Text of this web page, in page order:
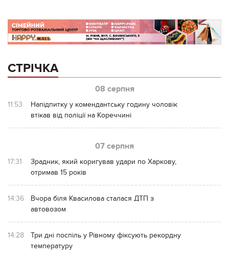
СТРІЧКА
08 серпня
11:53
Напідпитку у комендантську годину чоловік
втікав від поліції на Кореччині
07 серпня
17:31
Зрадник, який коригував удари по Харкову,
отримав 15 років
14:36
Вчора біля Квасилова сталася ДТП з
автовозом
14:28
Три дні поспіль у Рівному фіксують рекордну
температуру